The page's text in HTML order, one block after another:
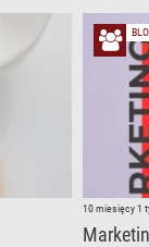
10 miesięcy 1